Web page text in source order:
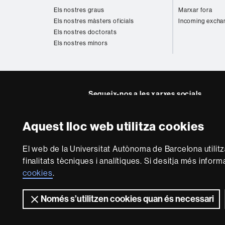
Aquest lloc web utilitza cookies
El web de la Universitat Autònoma de Barcelona
finalitats tècniques i analítiques. Si desitja més
cookies.
Només s’utilitzen cookies quan és necessari
Els nostres graus
Els nostres màsters oficials
Els nostres doctorats
Els nostres mínors
Marxar fora
Incoming
Segueix-nos a les xarxes socials
Instagram
FFL
Twitter
FFL
Facebook
FFL
Youtube
FFLUAB
Sobre
aquest
web